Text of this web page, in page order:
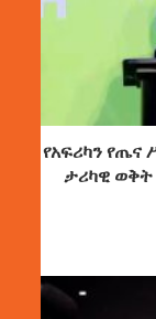
የአፍሪካን የጤና
ታሪካዊ ወቅት